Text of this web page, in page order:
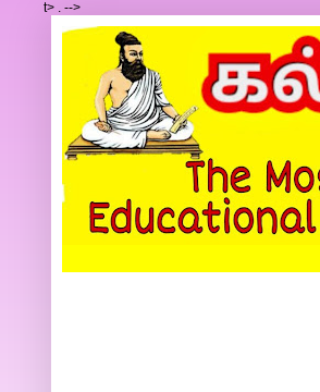
t> . -->